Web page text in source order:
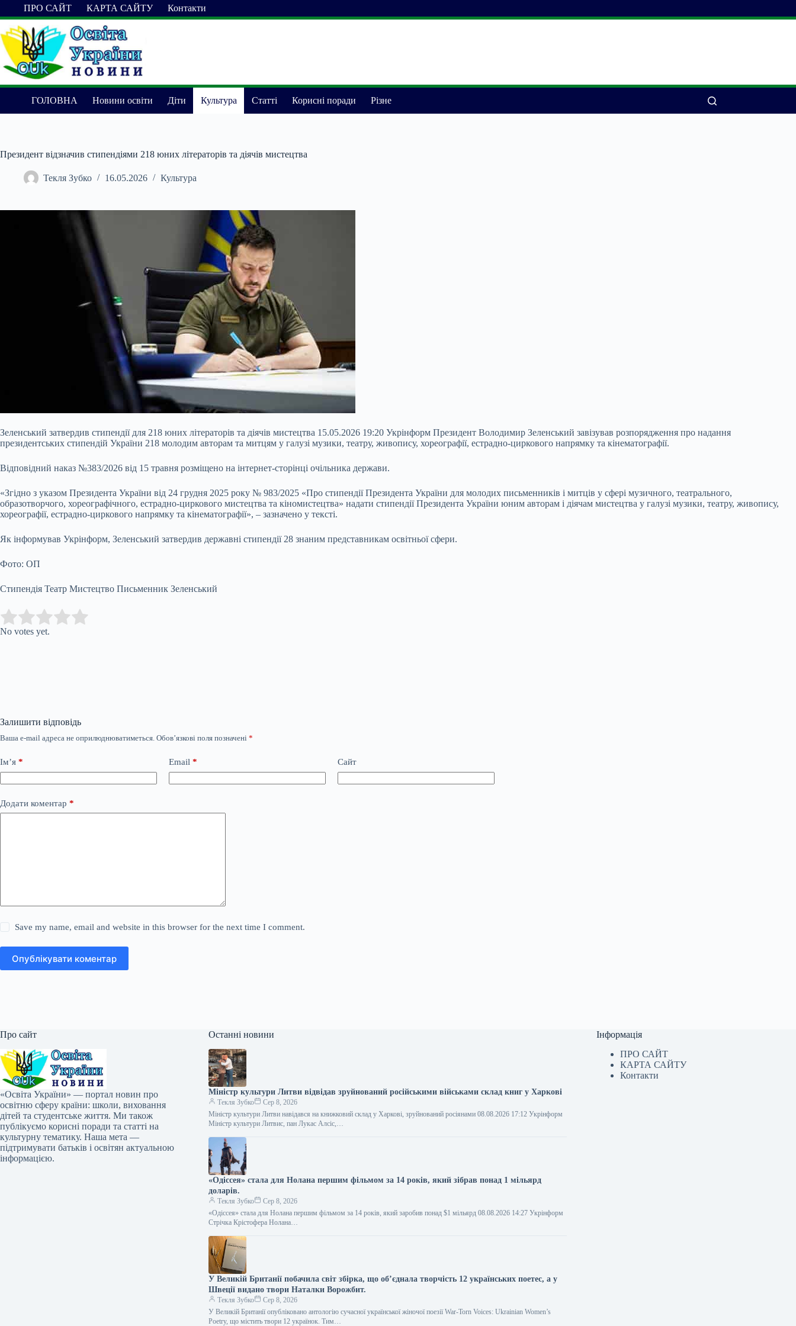
Перейти
до
вмісту
ПРО САЙТ КАРТА САЙТУ Контакти
ГОЛОВНА Новини освіти Діти Культура Статті Корисні поради Різне
Президент відзначив стипендіями 218 юних літераторів та діячів мистецтва
Текля Зубко 16.05.2026 Культура
Зеленський затвердив стипендії для 218 юних літераторів та діячів мистецтва 15.05.2026 19:20 Укрінформ Президент Володимир Зеленський завізував розпорядження про надання
президентських стипендій України 218 молодим авторам та митцям у галузі музики, театру, живопису, хореографії, естрадно-циркового напрямку та кінематографії.
Відповідний наказ №383/2026 від 15 травня розміщено на інтернет-сторінці очільника держави.
«Згідно з указом Президента України від 24 грудня 2025 року № 983/2025 «Про стипендії Президента України для молодих письменників і митців у сфері музичного, театрального,
образотворчого, хореографічного, естрадно-циркового мистецтва та кіномистецтва» надати стипендії Президента України юним авторам і діячам мистецтва у галузі музики, театру, живопису,
хореографії, естрадно-циркового напрямку та кінематографії», – зазначено у тексті.
Як інформував Укрінформ, Зеленський затвердив державні стипендії 28 знаним представникам освітньої сфери.
Фото: ОП
Стипендія Театр Мистецтво Письменник Зеленський
Rate this item:
No votes yet.
Залишити відповідь
Ваша e-mail адреса не оприлюднюватиметься. Обов’язкові поля позначені *
Ім’я * Email * Сайт
Додати коментар *
Save my name, email and website in this browser for the next time I comment.
Опублікувати коментар
Про сайт
«Освіта України» — портал новин про
освітню сферу країни: школи, виховання
дітей та студентське життя. Ми також
публікуємо корисні поради та статті на
культурну тематику. Наша мета —
підтримувати батьків і освітян актуальною
інформацією.
Останні новини
Міністр культури Литви відвідав зруйнований російськими військами склад книг у Харкові
Текля Зубко
Сер 8, 2026
Міністр культури Литви навідався на книжковий склад у Харкові, зруйнований росіянами 08.08.2026 17:12 Укрінформ
Міністр культури Литвис, пан Лукас Алсіс,…
«Одіссея» стала для Нолана першим фільмом за 14 років, який зібрав понад 1 мільярд
доларів.
Текля Зубко
Сер 8, 2026
«Одіссея» стала для Нолана першим фільмом за 14 років, який заробив понад $1 мільярд 08.08.2026 14:27 Укрінформ
Стрічка Крістофера Нолана…
У Великій Британії побачила світ збірка, що об’єднала творчість 12 українських поетес, а у
Швеції видано твори Наталки Ворожбит.
Текля Зубко
Сер 8, 2026
У Великій Британії опубліковано антологію сучасної української жіночої поезії War-Torn Voices: Ukrainian Women’s
Poetry, що містить твори 12 українок. Тим…
Інформація
ПРО САЙТ
КАРТА САЙТУ
Контакти